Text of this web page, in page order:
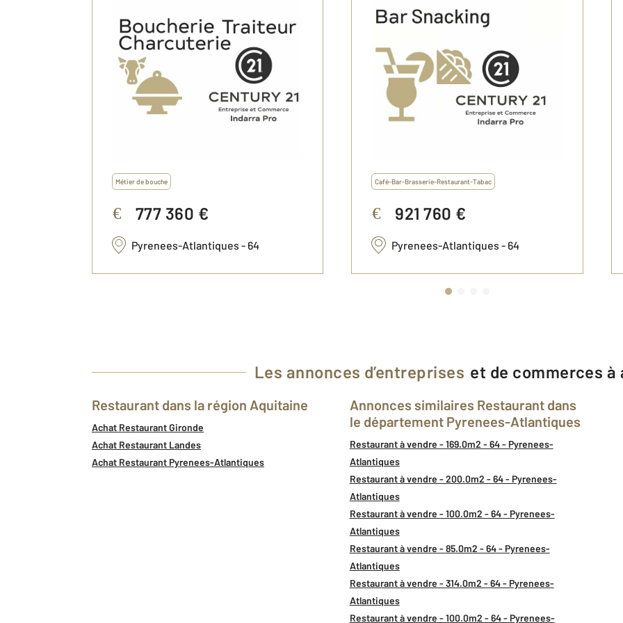
Métier de bouche
€ 777 360 €
Pyrenees-Atlantiques - 64
Café-Bar-Brasserie-Restaurant-Tabac
€ 921 760 €
Pyrenees-Atlantiques - 64
Les annonces d’entreprises et de commerces à
Restaurant dans la région Aquitaine
Achat Restaurant Gironde
Achat Restaurant Landes
Achat Restaurant Pyrenees-Atlantiques
Annonces similaires Restaurant dans
le département Pyrenees-Atlantiques
Restaurant à vendre - 169.0m2 - 64 - Pyrenees-
Atlantiques
Restaurant à vendre - 200.0m2 - 64 - Pyrenees-
Atlantiques
Restaurant à vendre - 100.0m2 - 64 - Pyrenees-
Atlantiques
Restaurant à vendre - 85.0m2 - 64 - Pyrenees-
Atlantiques
Restaurant à vendre - 314.0m2 - 64 - Pyrenees-
Atlantiques
Restaurant à vendre - 100.0m2 - 64 - Pyrenees-